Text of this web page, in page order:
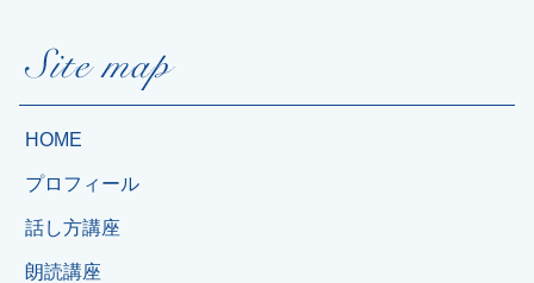
HOME
プロフィール
話し方講座
朗読講座